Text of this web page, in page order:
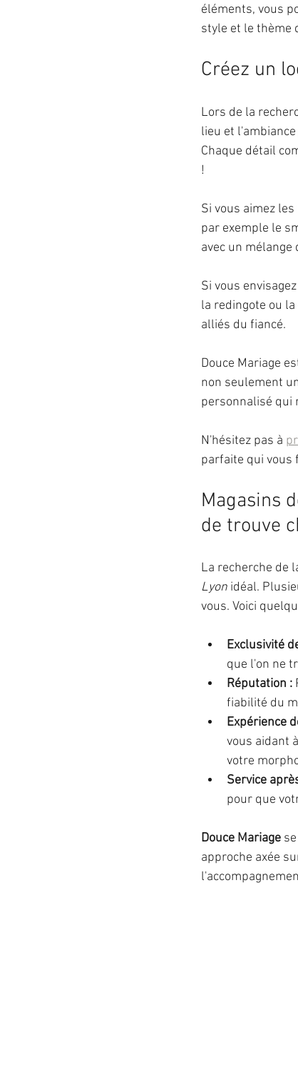
éléments, vous
style et le thème
Créez un
Lors de la
lieu et
Chaque détail
!
Si vous aimez les
par exemple le
avec un
Si vous
la redingote ou
alliés du fiancé.
Douce Mariage
non seulement
personnalisé qui
N'hésitez pas à
parfaite qui vous
Magasins
de trouve
La recherche de
Lyon idéal.
vous. Voici
Exclusivité
que l'on ne
Réputation :
fiabilité du
Expérience
vous aidant
votre
Service
pour que
Douce Mariage
approche axée